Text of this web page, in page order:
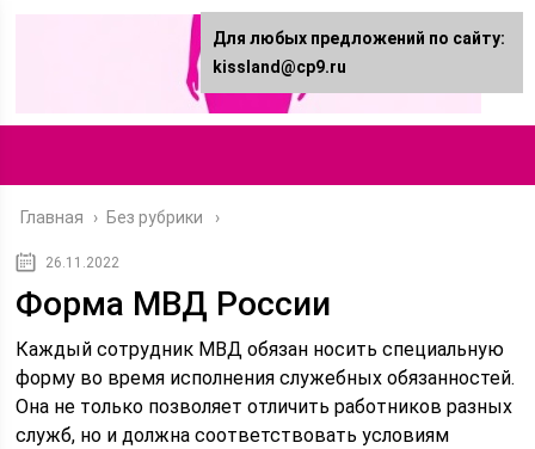
Главная › Без рубрики
26.11.2022
Форма МВД России
Каждый сотрудник МВД обязан носить специальную
форму во время исполнения служебных обязанностей.
Она не только позволяет отличить работников разных
служб, но и должна соответствовать условиям
Для любых предложений по сайту:
kissland@cp9.ru